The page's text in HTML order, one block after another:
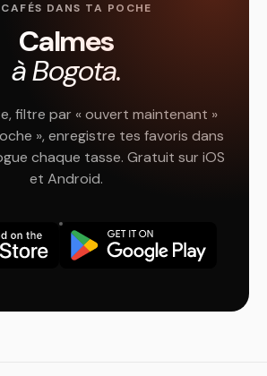
DANS TA POCHE
Calmes
à Bogota.
filtre par « ouvert maintenant »
», enregistre tes favoris dans
chaque tasse. Gratuit sur iOS
et Android.